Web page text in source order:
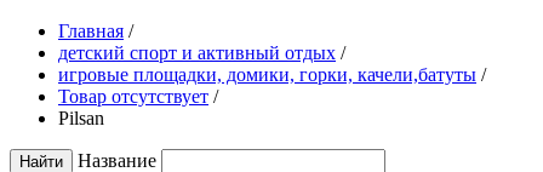
Главная /
детский спорт и активный отдых /
игровые площадки, домики, горки, качели,батуты /
Товар отсутствует /
Pilsan
Название